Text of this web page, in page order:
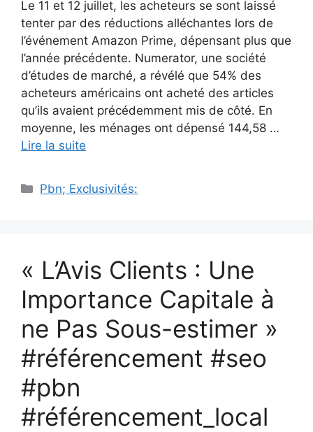
Le 11 et 12 juillet, les acheteurs se sont laissé
tenter par des réductions alléchantes lors de
l’événement Amazon Prime, dépensant plus que
l’année précédente. Numerator, une société
d’études de marché, a révélé que 54% des
acheteurs américains ont acheté des articles
qu’ils avaient précédemment mis de côté. En
moyenne, les ménages ont dépensé 144,58 …
Lire la suite
Catégories
Pbn; Exclusivités:
« L’Avis Clients : Une
Importance Capitale à
ne Pas Sous-estimer »
#référencement #seo
#pbn
#référencement_local